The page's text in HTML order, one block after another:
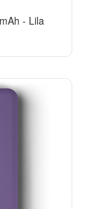
- Lila